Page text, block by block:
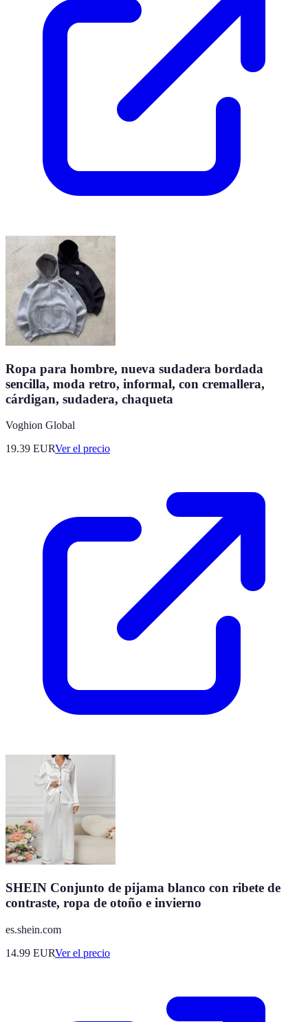
Ropa para hombre, nueva sudadera bordada
sencilla, moda retro, informal, con cremallera,
cárdigan, sudadera, chaqueta
Voghion Global
19.39 EURVer el precio
SHEIN Conjunto de pijama blanco con ribete de
contraste, ropa de otoño e invierno
es.shein.com
14.99 EURVer el precio